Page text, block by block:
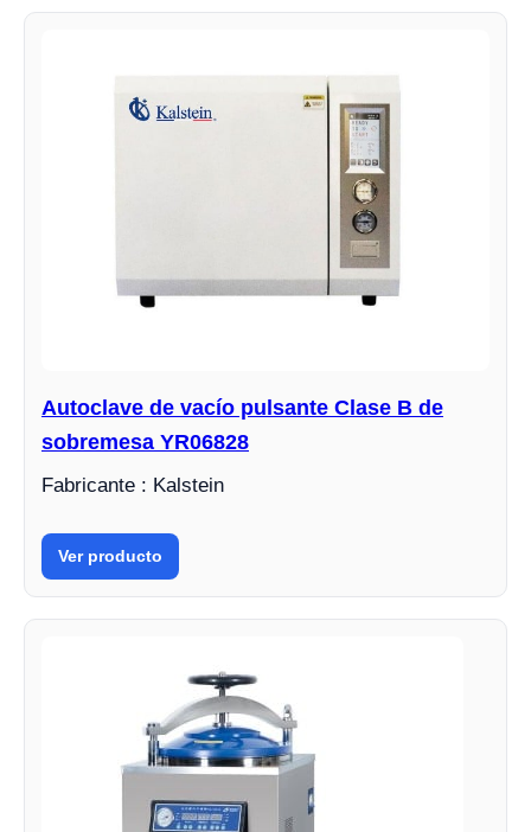
Autoclave de vacío pulsante Clase B de
sobremesa YR06828
Fabricante : Kalstein
Ver producto